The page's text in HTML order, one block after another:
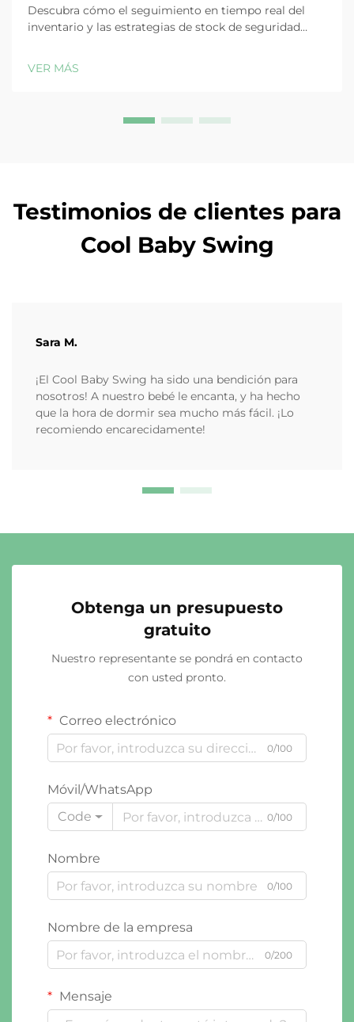
Descubra cómo el seguimiento en tiempo real del
inventario y las estrategias de stock de seguridad
la fidelidad del cliente en la distribución de columpios
VER MÁS
Testimonios de clientes para
Cool Baby Swing
Sara M.
¡El Cool Baby Swing ha sido una bendición para
nosotros! A nuestro bebé le encanta, y ha hecho
que la hora de dormir sea mucho más fácil. ¡Lo
recomiendo encarecidamente!
Obtenga un presupuesto
gratuito
Nuestro representante se pondrá en contacto
con usted pronto.
Correo electrónico
0/100
Móvil/WhatsApp
Code
0/100
Nombre
0/100
Nombre de la empresa
0/200
Mensaje